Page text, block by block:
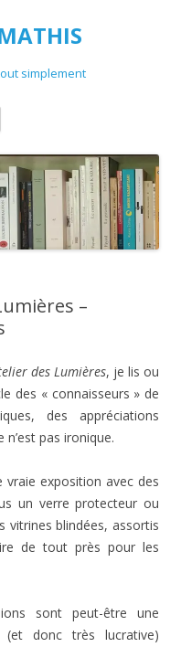
simplement
Aller
contenu
–
des Lumières, je lis ou
des « connaisseurs » de
des appréciations
pas ironique.
vraie exposition avec des
un verre protecteur ou
vitrines blindées, assortis
de tout près pour les
sont peut-être une
(et donc très lucrative)